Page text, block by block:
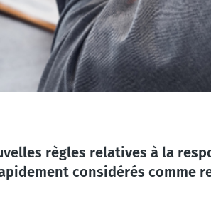
règles relatives à la
considérés comme